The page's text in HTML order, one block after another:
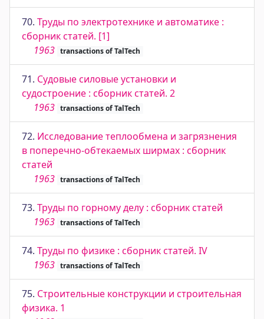
70. Труды по электротехнике и автоматике :
сборник статей. [1]
1963 transactions of TalTech
71. Судовые силовые установки и
судостроение : сборник статей. 2
1963 transactions of TalTech
72. Исследование теплообмена и загрязнения
в поперечно-обтекаемых ширмах : сборник
статей
1963 transactions of TalTech
73. Труды по горному делу : сборник статей
1963 transactions of TalTech
74. Труды по физике : сборник статей. IV
1963 transactions of TalTech
75. Строительные конструкции и строительная
физика. 1